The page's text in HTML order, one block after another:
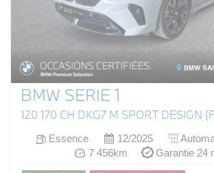
BMW SERIE 1
120 170 CH DKG7 M SPORT DESIGN
Essence 12/2025
7 456km
Garantie 24